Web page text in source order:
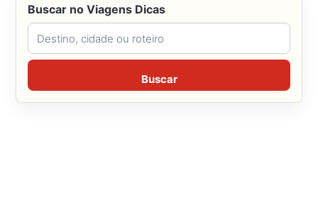
Buscar no Viagens Dicas
Buscar no Viagens Dicas
Buscar